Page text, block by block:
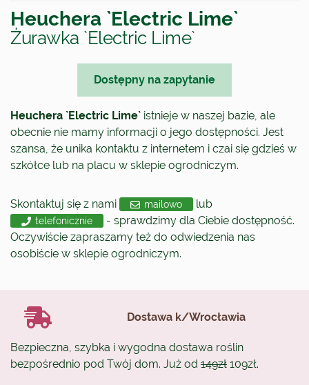
Heuchera `Electric Lime`
Żurawka `Electric Lime`
Dostępny na zapytanie
Heuchera `Electric Lime` istnieje w naszej bazie, ale
obecnie nie mamy informacji o jego dostępności. Jest
szansa, że unika kontaktu z internetem i czai się gdzieś w
szkółce lub na placu w sklepie ogrodniczym.
Skontaktuj się z nami mailowo lub
telefonicznie
- sprawdzimy dla Ciebie dostępność.
Oczywiście zapraszamy też do odwiedzenia nas
osobiście w sklepie ogrodniczym.
Dostawa k/Wrocławia
Bezpieczna, szybka i wygodna dostawa roślin
bezpośrednio pod Twój dom. Już od 149zł 109zł.